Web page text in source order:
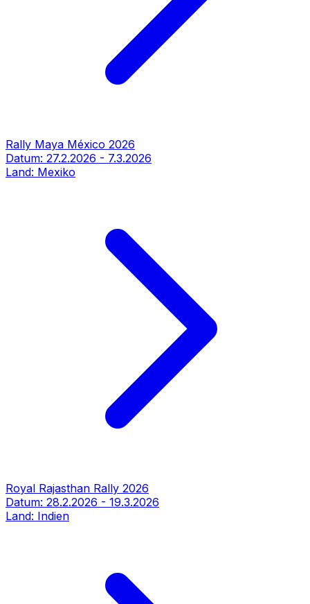
Rally Maya México 2026
Datum: 27.2.2026 - 7.3.2026
Land: Mexiko
Royal Rajasthan Rally 2026
Datum: 28.2.2026 - 19.3.2026
Land: Indien